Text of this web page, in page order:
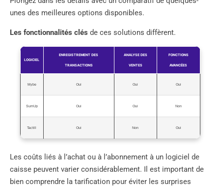
unes des meilleures options disponibles.
Les fonctionnalités clés de ces solutions diffèrent.
LOGICIEL
ENREGISTREMENT DES
TRANSACTIONS
ANALYSE DES
VENTES
FONCTIONS
AVANCÉES
Mybe Oui Oui Oui
SumUp Oui Oui Non
Tactill Oui Non Oui
Les coûts liés à l’achat ou à l’abonnement à un logiciel de
caisse peuvent varier considérablement. Il est important de
bien comprendre la tarification pour éviter les surprises